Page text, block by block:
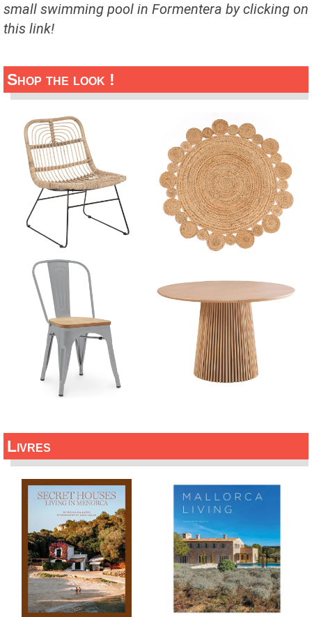
small swimming pool in Formentera by clicking on
this link!
Shop the look !
Livres